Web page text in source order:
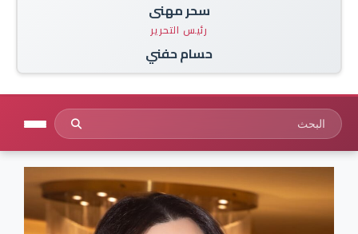
سحر مهنى
رئيس التحرير
حسام حفني